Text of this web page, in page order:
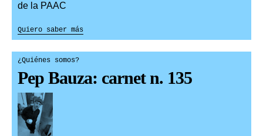
de la PAAC
Quiero saber más
¿Quiénes somos?
Pep Bauza: carnet n. 135